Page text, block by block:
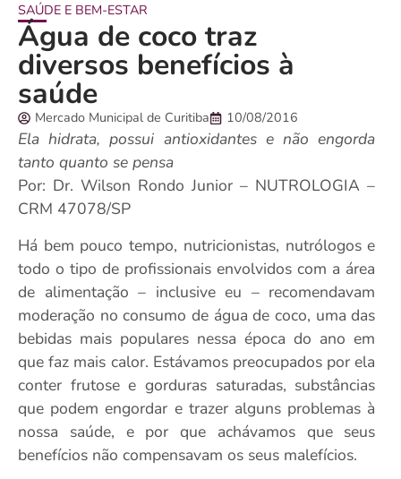
SAÚDE E BEM-ESTAR
Água de coco traz
diversos benefícios à
saúde
Mercado Municipal de Curitiba 10/08/2016
Ela hidrata, possui antioxidantes e não engorda
tanto quanto se pensa
Por: Dr. Wilson Rondo Junior – NUTROLOGIA –
CRM 47078/SP
Há bem pouco tempo, nutricionistas, nutrólogos e
todo o tipo de profissionais envolvidos com a área
de alimentação – inclusive eu – recomendavam
moderação no consumo de água de coco, uma das
bebidas mais populares nessa época do ano em
que faz mais calor. Estávamos preocupados por ela
conter frutose e gorduras saturadas, substâncias
que podem engordar e trazer alguns problemas à
nossa saúde, e por que achávamos que seus
benefícios não compensavam os seus malefícios.